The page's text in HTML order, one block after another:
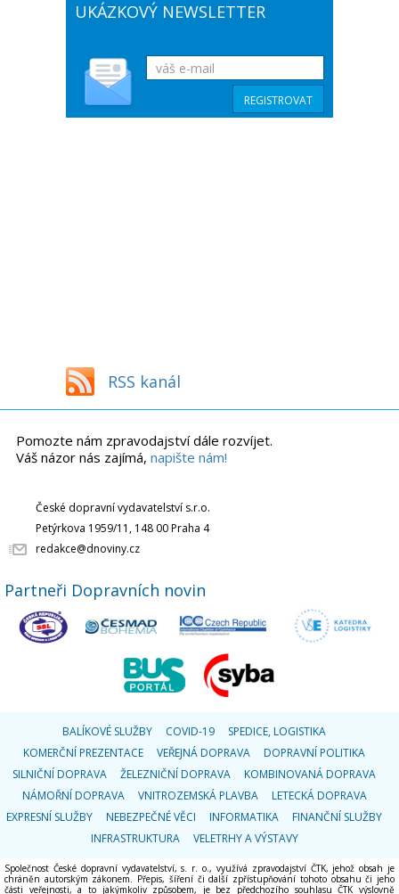
UKÁZKOVÝ NEWSLETTER
RSS kanál
Pomozte nám zpravodajství dále rozvíjet.
Váš názor nás zajímá, napište nám!
České dopravní vydavatelství s.r.o.
Petýrkova 1959/11, 148 00 Praha 4
redakce@dnoviny.cz
Partneři Dopravních novin
BALÍKOVÉ SLUŽBY COVID-19
SPEDICE, LOGISTIKA
KOMERČNÍ PREZENTACE
VEŘEJNÁ DOPRAVA
DOPRAVNÍ POLITIKA
SILNIČNÍ DOPRAVA
ŽELEZNIČNÍ DOPRAVA
KOMBINOVANÁ DOPRAVA
NÁMOŘNÍ DOPRAVA
VNITROZEMSKÁ PLAVBA
LETECKÁ DOPRAVA
EXPRESNÍ SLUŽBY
NEBEZPEČNÉ VĚCI INFORMATIKA
FINANČNÍ SLUŽBY
INFRASTRUKTURA
VELETRHY A VÝSTAVY
Společnost České dopravní vydavatelství, s. r. o., využívá zpravodajství ČTK, jehož obsah je
chráněn autorským zákonem. Přepis, šíření či další zpřístupňování tohoto obsahu či jeho
části veřejnosti, a to jakýmkoliv způsobem, je bez předchozího souhlasu ČTK výslovně